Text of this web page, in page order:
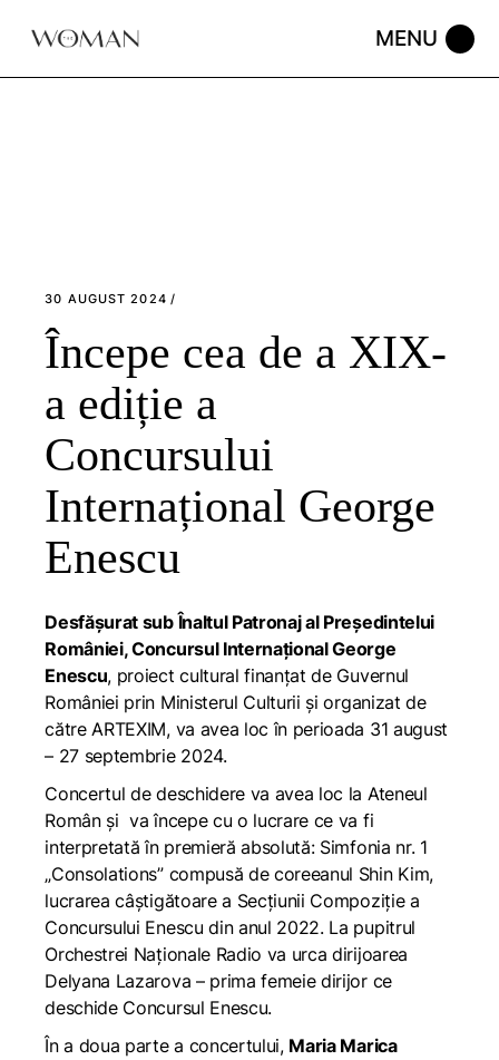
30 AUGUST 2024
Începe cea de a XIX-
a ediție a
Concursului
Internațional George
Enescu
Desfășurat sub Înaltul Patronaj al Președintelui
României, Concursul Internațional George
Enescu, proiect cultural finanțat de Guvernul
României prin Ministerul Culturii și organizat de
către ARTEXIM, va avea loc în perioada 31 august
– 27 septembrie 2024.
Concertul de deschidere va avea loc la Ateneul
Român și va începe cu o lucrare ce va fi
interpretată în premieră absolută: Simfonia nr. 1
„Consolations” compusă de coreeanul Shin Kim,
lucrarea câștigătoare a Secțiunii Compoziție a
Concursului Enescu din anul 2022. La pupitrul
Orchestrei Naționale Radio va urca dirijoarea
Delyana Lazarova – prima femeie dirijor ce
deschide Concursul Enescu.
În a doua parte a concertului, Maria Marica